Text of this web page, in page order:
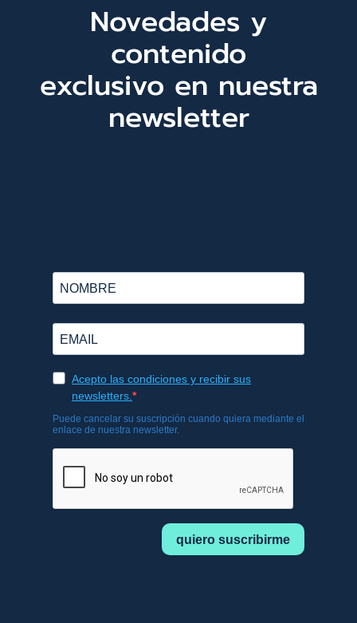
Novedades y
contenido
exclusivo en nuestra
newsletter